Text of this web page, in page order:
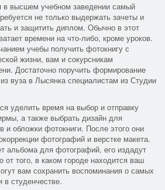
в высшем учебном заведении самый
не только выдержать зачеты и
и защитить диплом. Обычно в этот
времени на что-либо, кроме уроков.
учебы получить фотокнигу с
жизни, вам и сокурсникам
Достаточно поручить формирование
вуза в Лысянка специалистам из Студии
уделить время на выбор и отправку
а также выбрать дизайн для
и обложки фотокниги. После этого они
фотографий и верстке макета.
альбома для фотографий, его издадут
от того, в каком городе находится ваш
вам сохранить воспоминания о самых
студенчестве.